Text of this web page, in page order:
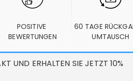
POSITIVE
BEWERTUNGEN
60 TAGE
UMTAUSCH
UND ERHALTEN SIE JETZT 10%